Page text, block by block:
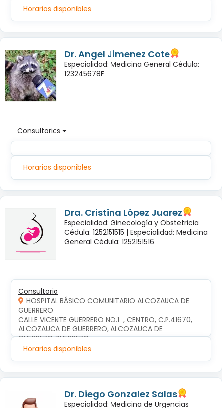
Horarios disponibles
Dr. Angel Jimenez Cote
Especialidad: Medicina General Cédula:
123245678F
Consultorios
Horarios disponibles
Dra. Cristina López Juarez
Especialidad: Ginecología y Obstetricia
Cédula: 1252151515 | Especialidad: Medicina
General Cédula: 1252151516
Consultorio
HOSPITAL BÁSICO COMUNITARIO ALCOZAUCA DE
GUERRERO
CALLE VICENTE GUERRERO NO.1  , CENTRO, C.P.41670,
ALCOZAUCA DE GUERRERO, ALCOZAUCA DE
GUERRERO,GUERRERO
Horarios disponibles
Dr. Diego Gonzalez Salas
Especialidad: Medicina de Urgencias